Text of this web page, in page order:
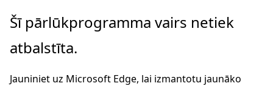
Pāriet
galveno
Šī pārlūkprogramma vairs netiek
atbalstīta.
Jauniniet uz Microsoft Edge, lai izmantotu jaunāko